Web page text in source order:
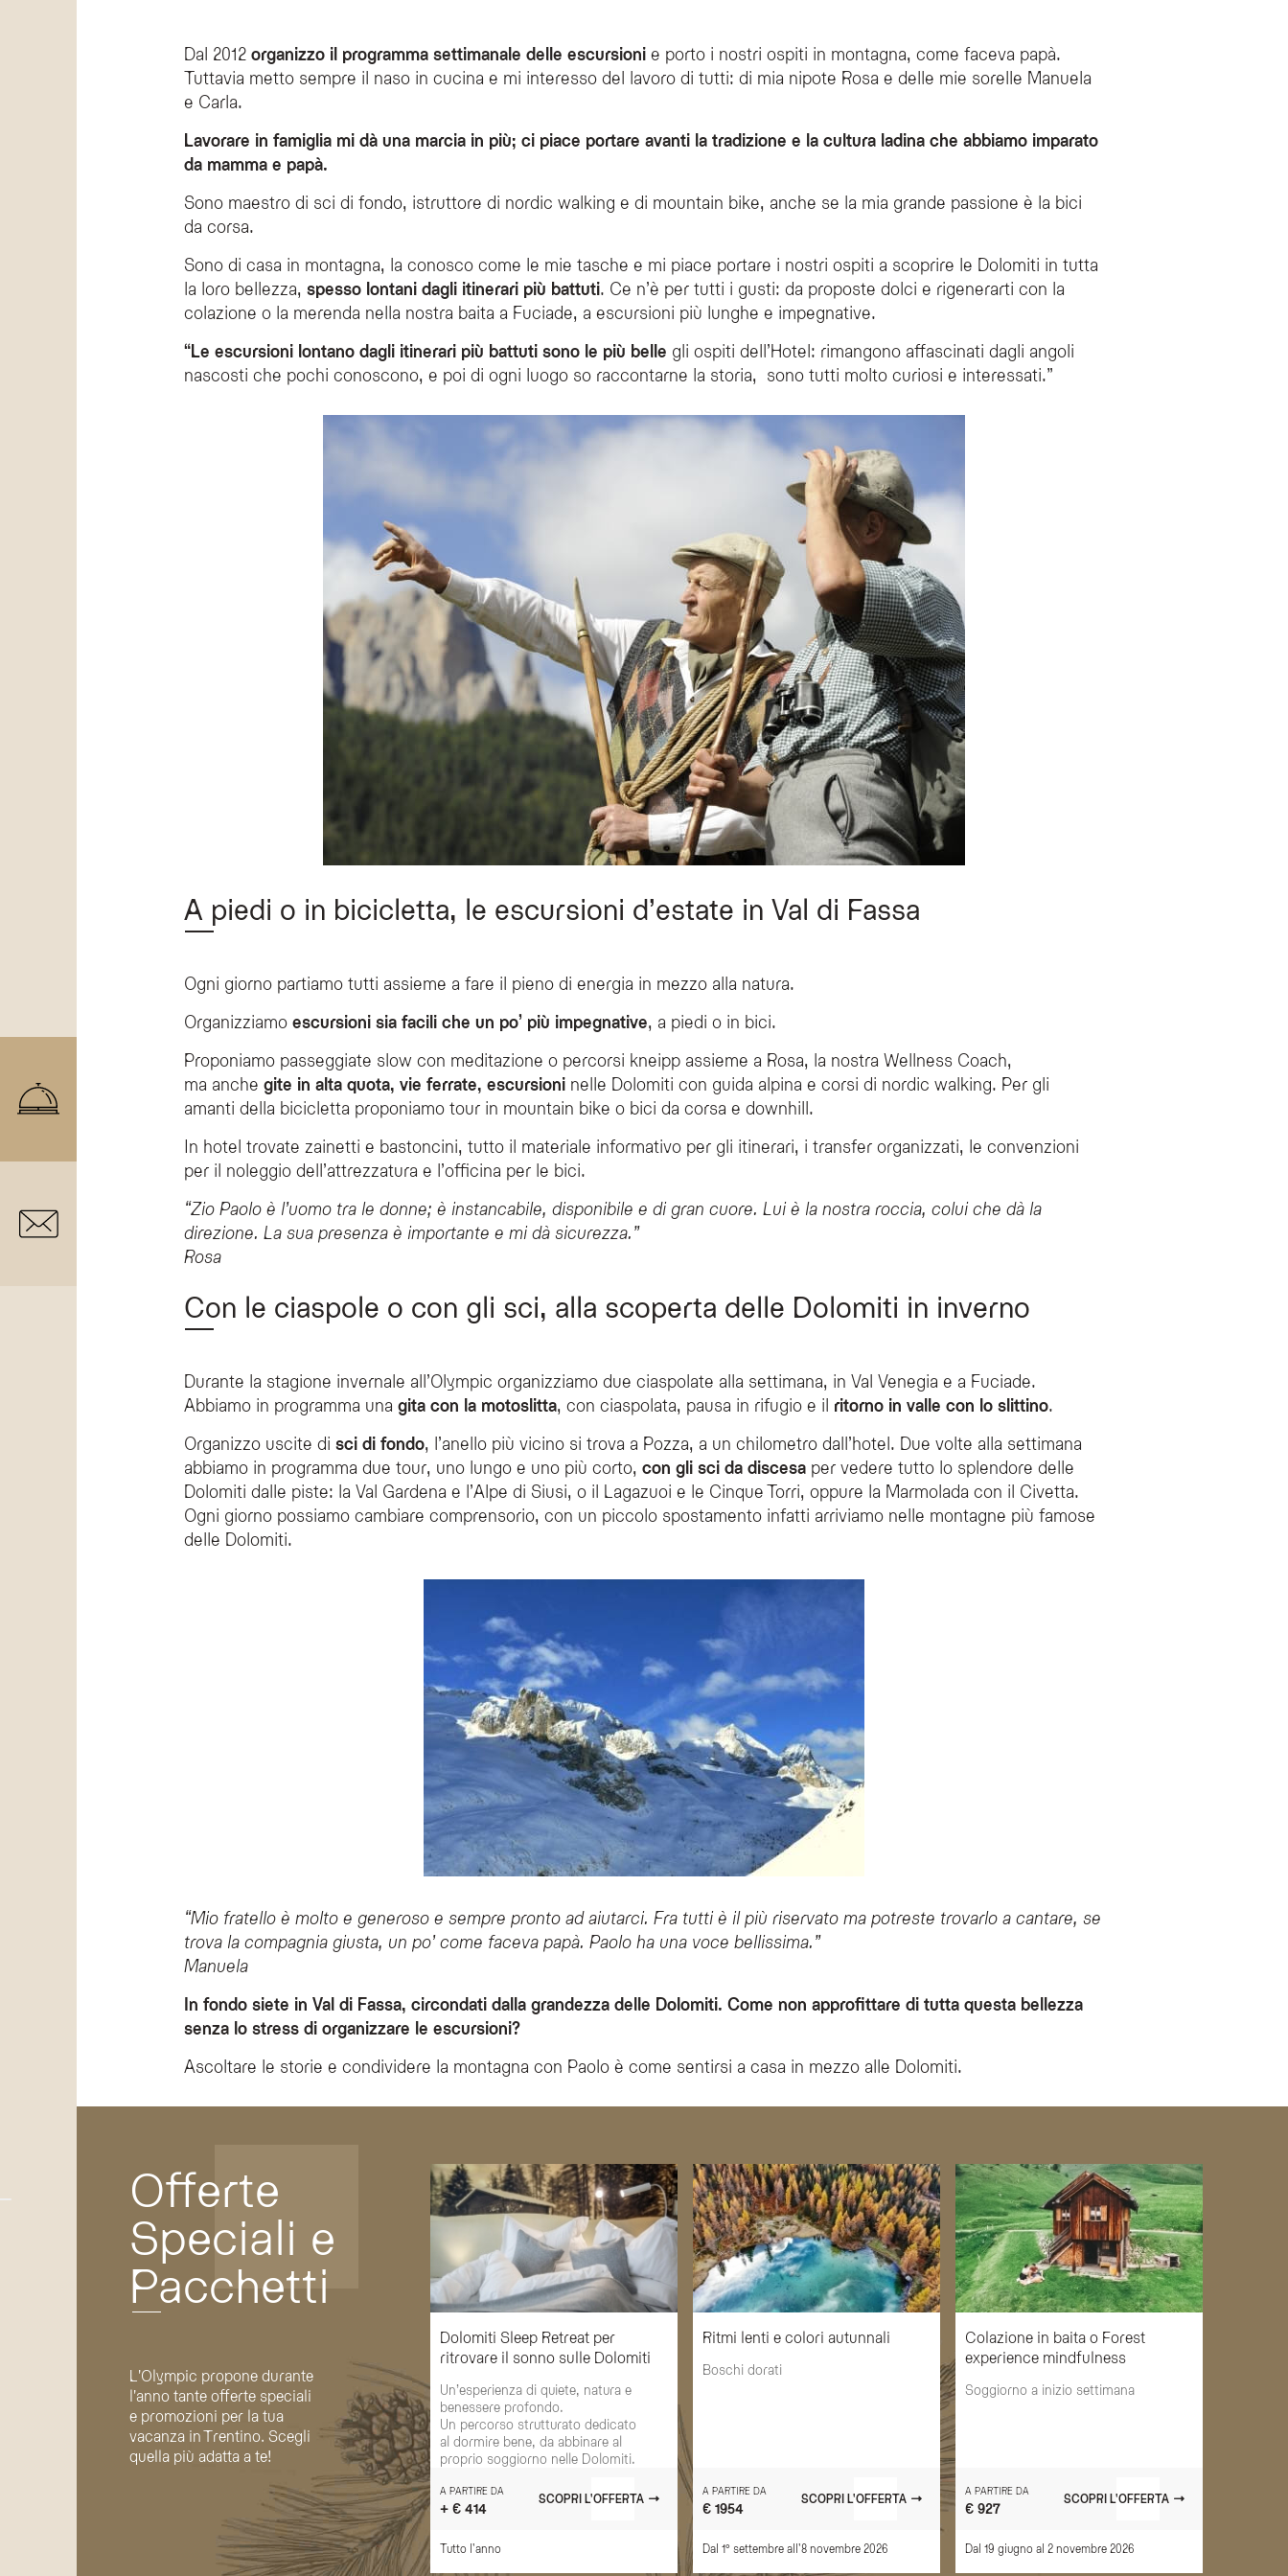
Dal 2012 organizzo il programma settimanale delle escursioni e porto i nostri ospiti in montagna, come faceva papà.
Tuttavia metto sempre il naso in cucina e mi interesso del lavoro di tutti: di mia nipote Rosa e delle mie sorelle Manuela
e Carla.
Lavorare in famiglia mi dà una marcia in più; ci piace portare avanti la tradizione e la cultura ladina che abbiamo imparato
da mamma e papà.
Sono maestro di sci di fondo, istruttore di nordic walking e di mountain bike, anche se la mia grande passione è la bici
da corsa.
Sono di casa in montagna, la conosco come le mie tasche e mi piace portare i nostri ospiti a scoprire le Dolomiti in tutta
la loro bellezza, spesso lontani dagli itinerari più battuti. Ce n’è per tutti i gusti: da proposte dolci e rigenerarti con la
colazione o la merenda nella nostra baita a Fuciade, a escursioni più lunghe e impegnative.
“Le escursioni lontano dagli itinerari più battuti sono le più belle gli ospiti dell’Hotel: rimangono affascinati dagli angoli
nascosti che pochi conoscono, e poi di ogni luogo so raccontarne la storia, sono tutti molto curiosi e interessati.”
A piedi o in bicicletta, le escursioni d’estate in Val di Fassa
Ogni giorno partiamo tutti assieme a fare il pieno di energia in mezzo alla natura.
Organizziamo escursioni sia facili che un po’ più impegnative, a piedi o in bici.
Proponiamo passeggiate slow con meditazione o percorsi kneipp assieme a Rosa, la nostra Wellness Coach,
ma anche gite in alta quota, vie ferrate, escursioni nelle Dolomiti con guida alpina e corsi di nordic walking. Per gli
amanti della bicicletta proponiamo tour in mountain bike o bici da corsa e downhill.
In hotel trovate zainetti e bastoncini, tutto il materiale informativo per gli itinerari, i transfer organizzati, le convenzioni
per il noleggio dell’attrezzatura e l’officina per le bici.
“Zio Paolo è l’uomo tra le donne; è instancabile, disponibile e di gran cuore. Lui è la nostra roccia, colui che dà la
direzione. La sua presenza è importante e mi dà sicurezza.”
Rosa
Con le ciaspole o con gli sci, alla scoperta delle Dolomiti in inverno
Durante la stagione invernale all’Olympic organizziamo due ciaspolate alla settimana, in Val Venegia e a Fuciade.
Abbiamo in programma una gita con la motoslitta, con ciaspolata, pausa in rifugio e il ritorno in valle con lo slittino.
Organizzo uscite di sci di fondo, l’anello più vicino si trova a Pozza, a un chilometro dall’hotel. Due volte alla settimana
abbiamo in programma due tour, uno lungo e uno più corto, con gli sci da discesa per vedere tutto lo splendore delle
Dolomiti dalle piste: la Val Gardena e l’Alpe di Siusi, o il Lagazuoi e le Cinque Torri, oppure la Marmolada con il Civetta.
Ogni giorno possiamo cambiare comprensorio, con un piccolo spostamento infatti arriviamo nelle montagne più famose
delle Dolomiti.
“Mio fratello è molto e generoso e sempre pronto ad aiutarci. Fra tutti è il più riservato ma potreste trovarlo a cantare, se
trova la compagnia giusta, un po’ come faceva papà. Paolo ha una voce bellissima.”
Manuela
In fondo siete in Val di Fassa, circondati dalla grandezza delle Dolomiti. Come non approfittare di tutta questa bellezza
senza lo stress di organizzare le escursioni?
Ascoltare le storie e condividere la montagna con Paolo è come sentirsi a casa in mezzo alle Dolomiti.
Offerte
Speciali e
Pacchetti
L'Olympic propone durante
l'anno tante offerte speciali
e promozioni per la tua
vacanza in Trentino. Scegli
quella più adatta a te!
Dolomiti Sleep Retreat per
ritrovare il sonno sulle Dolomiti
Un’esperienza di quiete, natura e
benessere profondo.
Un percorso strutturato dedicato
al dormire bene, da abbinare al
proprio soggiorno nelle Dolomiti.
A PARTIRE DA
+ € 414
SCOPRI L'OFFERTA
Tutto l'anno
Ritmi lenti e colori autunnali
Boschi dorati
A PARTIRE DA
€ 1954
SCOPRI L'OFFERTA
Dal 1° settembre all'8 novembre 2026
Colazione in baita o Forest
experience mindfulness
Soggiorno a inizio settimana
A PARTIRE DA
€ 927
SCOPRI L'OFFERTA
Dal 19 giugno al 2 novembre 2026